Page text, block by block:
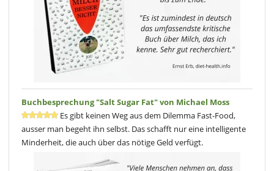
Buchbesprechung "Salt Sugar Fat" von Michael Moss
Es gibt keinen Weg aus dem Dilemma Fast-Food,
ausser man begeht ihn selbst. Das schafft nur eine intelligente
Minderheit, die auch über das nötige Geld verfügt.